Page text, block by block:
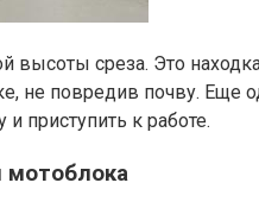
среза. Это
не повредив почву.
приступить к работе.
мотоблока